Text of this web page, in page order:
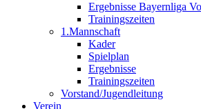
Ergebnisse Bayernliga
Trainingszeiten
1.Mannschaft
Kader
Spielplan
Ergebnisse
Trainingszeiten
Vorstand/Jugendleitung
Verein